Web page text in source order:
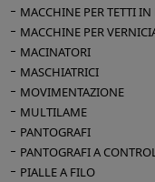
MACCHINE PER TETTI
MACCHINE PER
MACINATORI
MASCHIATRICI
MOVIMENTAZIONE
MULTILAME
PANTOGRAFI
PANTOGRAFI A
PIALLE A FILO